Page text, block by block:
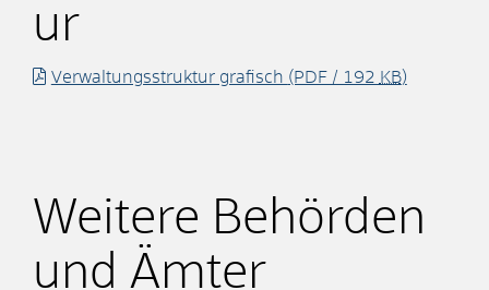
ur
Verwaltungsstruktur grafisch (PDF / 192 KB)
Weitere Behörden
und Ämter